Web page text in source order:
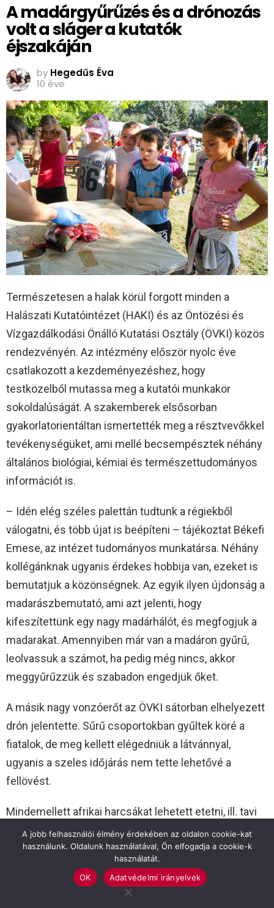
A madárgyűrűzés és a drónozás
volt a sláger a kutatók
éjszakáján
by Hegedűs Éva
10 éve
Természetesen a halak körül forgott minden a
Halászati Kutatóintézet (HAKI) és az Öntözési és
Vízgazdálkodási Önálló Kutatási Osztály (ÖVKI) közös
rendezvényén. Az intézmény először nyolc éve
csatlakozott a kezdeményezéshez, hogy
testközelből mutassa meg a kutatói munkakör
sokoldalúságát. A szakemberek elsősorban
gyakorlatorientáltan ismertették meg a résztvevőkkel
tevékenységüket, ami mellé becsempésztek néhány
általános biológiai, kémiai és természettudományos
információt is.
– Idén elég széles palettán tudtunk a régiekből
válogatni, és több újat is beépíteni – tájékoztat Békefi
Emese, az intézet tudományos munkatársa. Néhány
kollégánknak ugyanis érdekes hobbija van, ezeket is
bemutatjuk a közönségnek. Az egyik ilyen újdonság a
madarászbemutató, ami azt jelenti, hogy
kifeszítettünk egy nagy madárhálót, és megfogjuk a
madarakat. Amennyiben már van a madáron gyűrű,
leolvassuk a számot, ha pedig még nincs, akkor
meggyűrűzzük és szabadon engedjük őket.
A másik nagy vonzóerőt az ÖVKI sátorban elhelyezett
drón jelentette. Sűrű csoportokban gyűltek köré a
fiatalok, de meg kellett elégedniük a látvánnyal,
ugyanis a szeles időjárás nem tette lehetővé a
fellövést.
Mindemellett afrikai harcsákat lehetett etetni, ill. tavi
bemutató próbahalászatra és dobóhálós halászatra is
sor került. A laborban érdekes kísérletekbe és
sejtvadászatba kapcsolódhattak be az érdeklődők, a
központi helyszínen pedig rizshántolás, kreatív-és
A jobb felhasználói élmény érdekében az oldalon cookie-kat
használunk. Oldalunk használatával, Ön elfogadja a cookie-k
használatát.
OK
Adatvédelmi irányelvek